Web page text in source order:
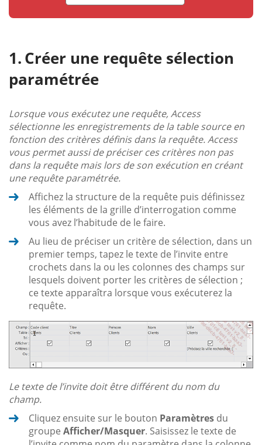
Créer une requête sélection
paramétrée
Lorsque vous exécutez une requête, Access
sélectionne les enregistrements de la table source en
fonction des critères définis dans la requête. Access
vous permet aussi de préciser ces critères non pas
dans la requête mais lors de son exécution en créant
une requête paramétrée.
Affichez la structure de la requête puis définissez
les éléments de la grille d’interrogation comme
vous avez l’habitude de le faire.
Au lieu de préciser un critère de sélection, dans un
premier temps, tapez le texte de l’invite entre
crochets dans la ou les colonnes des champs sur
lesquels doivent porter les critères de sélection ;
ce texte apparaîtra lorsque vous exécuterez la
requête.
Le texte de l’invite doit être différent du nom du
champ.
Cliquez ensuite sur le bouton Paramètres du
groupe Afficher/Masquer. Saisissez le texte de